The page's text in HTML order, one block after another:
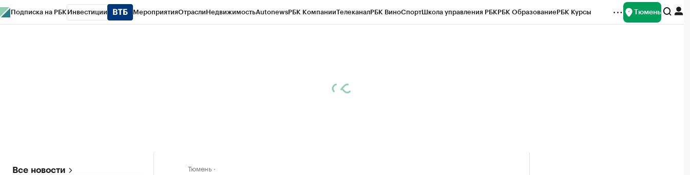
Подписка на РБК Инвестиции МероприятияОтраслиНедвижимостьAutonewsРБК КомпанииТелеканалРБК ВиноСпортШкола управления РБКРБК ОбразованиеРБК Курсы Тюмень
Все новости Тюмень